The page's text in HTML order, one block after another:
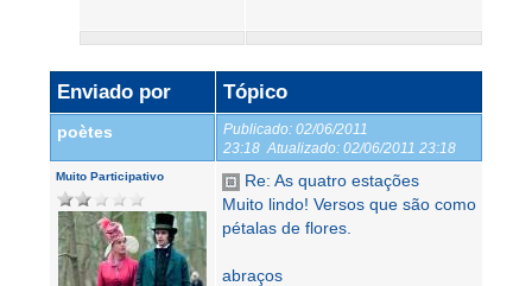
Enviado por Tópico
poètes Publicado: 02/06/2011
23:18 Atualizado: 02/06/2011 23:18
Muito Participativo
Re: As quatro estações
Muito lindo! Versos que são como
pétalas de flores.
abraços